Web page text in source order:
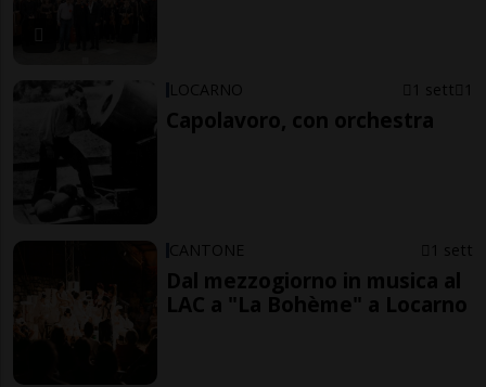
LOCARNO 1 sett 1
Capolavoro, con orchestra
CANTONE 1 sett
Dal mezzogiorno in musica al
LAC a "La Bohème" a Locarno